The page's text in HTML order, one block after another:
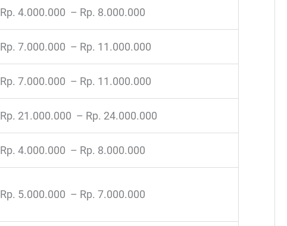
Rp. 4.000.000 – Rp. 8.000.000
Rp. 7.000.000 – Rp. 11.000.000
Rp. 7.000.000 – Rp. 11.000.000
Rp. 21.000.000 – Rp. 24.000.000
Rp. 4.000.000 – Rp. 8.000.000
Rp. 5.000.000 – Rp. 7.000.000